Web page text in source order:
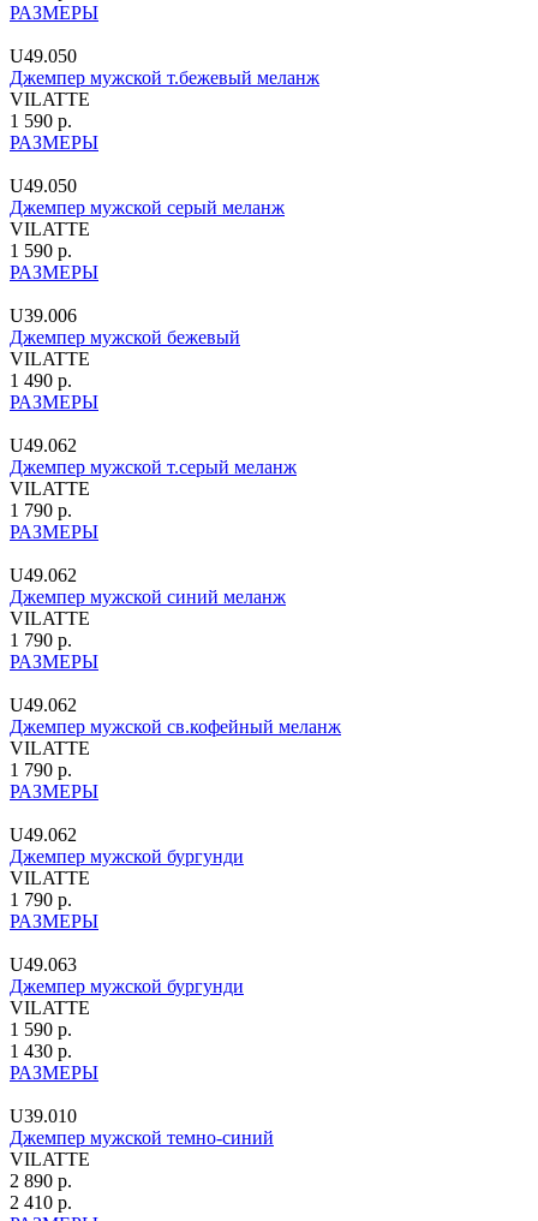
РАЗМЕРЫ
U49.050
Джемпер мужской т.бежевый меланж
VILATTE
1 590 р.
РАЗМЕРЫ
U49.050
Джемпер мужской серый меланж
VILATTE
1 590 р.
РАЗМЕРЫ
U39.006
Джемпер мужской бежевый
VILATTE
1 490 р.
РАЗМЕРЫ
U49.062
Джемпер мужской т.серый меланж
VILATTE
1 790 р.
РАЗМЕРЫ
U49.062
Джемпер мужской синий меланж
VILATTE
1 790 р.
РАЗМЕРЫ
U49.062
Джемпер мужской св.кофейный меланж
VILATTE
1 790 р.
РАЗМЕРЫ
U49.062
Джемпер мужской бургунди
VILATTE
1 790 р.
РАЗМЕРЫ
U49.063
Джемпер мужской бургунди
VILATTE
1 590 р.
1 430 р.
РАЗМЕРЫ
U39.010
Джемпер мужской темно-синий
VILATTE
2 890 р.
2 410 р.